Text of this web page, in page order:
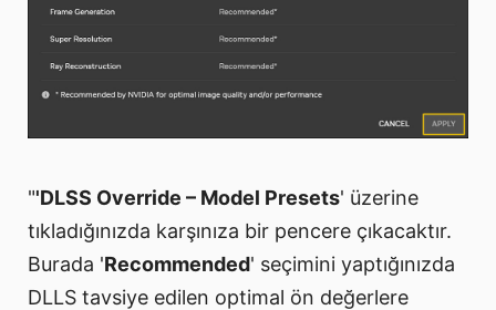
"'DLSS Override – Model Presets' üzerine
tıkladığınızda karşınıza bir pencere çıkacaktır.
Burada 'Recommended' seçimini yaptığınızda
DLLS tavsiye edilen optimal ön değerlere